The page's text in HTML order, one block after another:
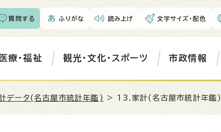
質問する ふりがな 読み上げ 文字サイズ・配色
療・福祉 観光・文化・スポーツ 市政情報
データ(名古屋市統計年鑑) > 13.家計(名古屋市統計年鑑)